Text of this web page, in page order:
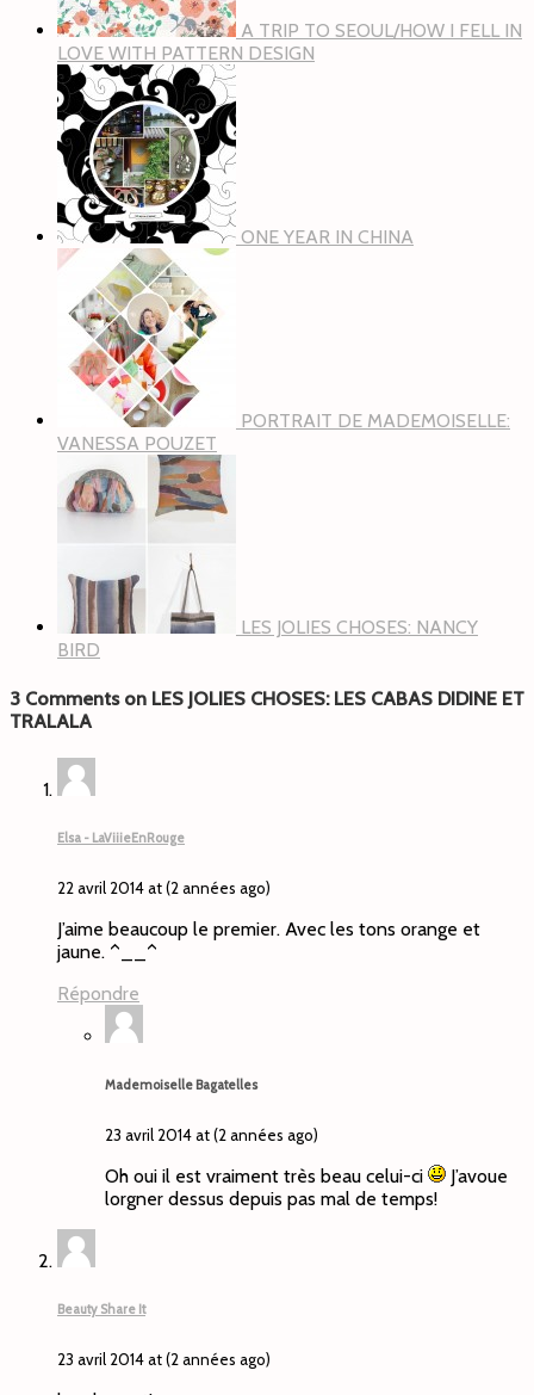
A TRIP TO SEOUL/HOW I FELL IN
LOVE WITH PATTERN DESIGN
ONE YEAR IN CHINA
PORTRAIT DE MADEMOISELLE:
VANESSA POUZET
LES JOLIES CHOSES: NANCY
BIRD
3 Comments on LES JOLIES CHOSES: LES CABAS DIDINE ET
TRALALA
Elsa - LaViiieEnRouge
22 avril 2014 at (2 années ago)
J’aime beaucoup le premier. Avec les tons orange et
jaune. ^__^
Répondre
Mademoiselle Bagatelles
23 avril 2014 at (2 années ago)
Oh oui il est vraiment très beau celui-ci
J’avoue
lorgner dessus depuis pas mal de temps!
Beauty Share It
23 avril 2014 at (2 années ago)